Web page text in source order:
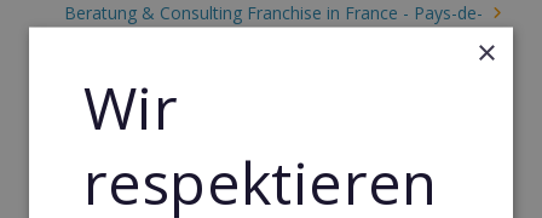
Beratung & Consulting Franchise in France - Pays-de-
Event, Freizeit & Reisen Franchise in France - Pays-
de-la-Loire
Gebäude & Haustechnik Franchise in France - Pays-
×
Wir
respektieren